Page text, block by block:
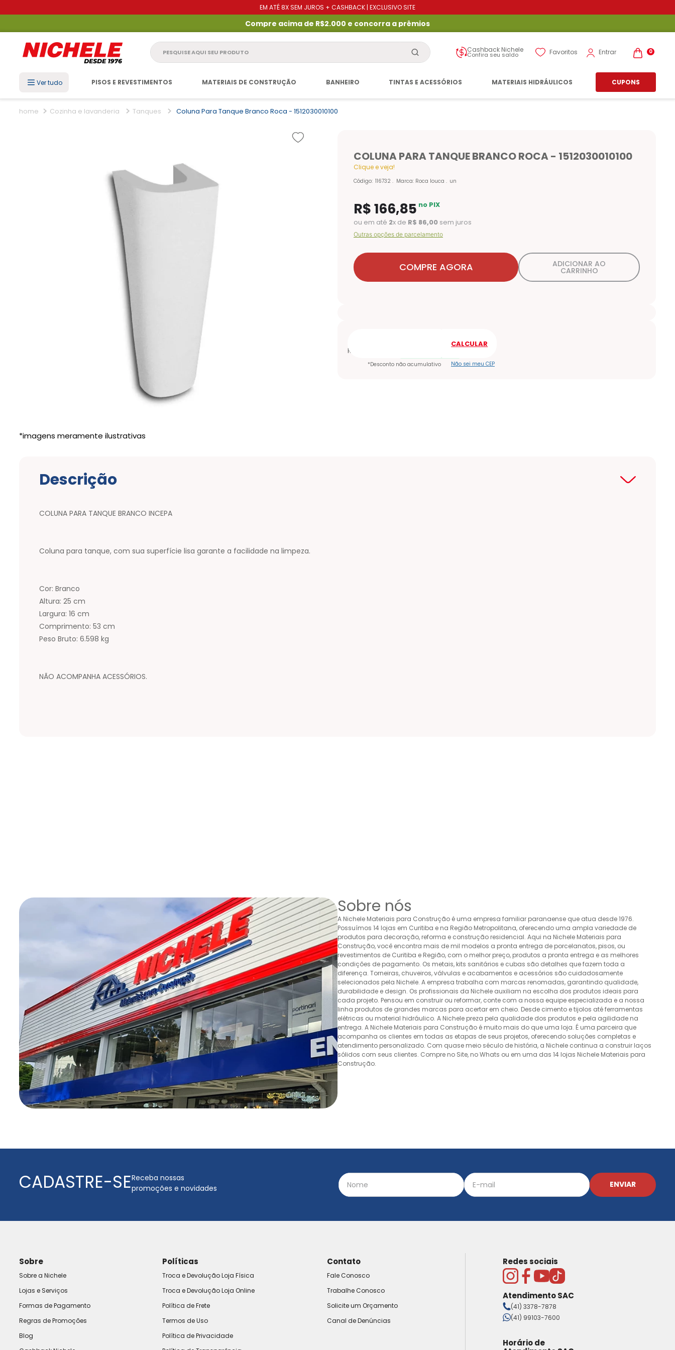
EM ATÉ 8X SEM JUROS + CASHBACK | EXCLUSIVO SITE
Compre acima de R$2.000 e concorra a prêmios
Pesquise aqui seu produto Cashback Nichele
Confira seu saldo Favoritos Entrar 0
Ver tudo PISOS E REVESTIMENTOS MATERIAIS DE CONSTRUÇÃO BANHEIRO TINTAS E ACESSÓRIOS MATERIAIS HIDRÁULICOS CUPONS
Cozinha e lavanderia Tanques Coluna Para Tanque Branco Roca - 1512030010100
COLUNA PARA TANQUE BRANCO ROCA - 1512030010100
Clique e veja!
Código: 116732 Marca: Roca louca un
R$166,85 no PIX
ou em até 2x de R$ 86,00 sem juros
Outras opções de parcelamento
COMPRE AGORA ADICIONAR AO
CARRINHO
Não sei meu CEP
Descrição
COLUNA PARA TANQUE BRANCO INCEPA
Coluna para tanque, com sua superfície lisa garante a facilidade na limpeza.
Cor: Branco
Altura: 25 cm
Largura: 16 cm
Comprimento: 53 cm
Peso Bruto: 6.598 kg
NÃO ACOMPANHA ACESSÓRIOS.
Sobre nós
A Nichele Materiais para Construção é uma empresa familiar paranaense que atua desde 1976.
Possuímos 14 lojas em Curitiba e na Região Metropolitana, oferecendo uma ampla variedade de
produtos para decoração, reforma e construção residencial. Aqui na Nichele Materiais para
Construção, você encontra mais de mil modelos a pronta entrega de porcelanatos, pisos, ou
revestimentos de Curitiba e Região, com o melhor preço, produtos a pronta entrega e as melhores
condições de pagamento. Os metais, kits sanitários e cubas são detalhes que fazem toda a
diferença. Torneiras, chuveiros, válvulas e acabamentos e acessórios são cuidadosamente
selecionados pela Nichele. A empresa trabalha com marcas renomadas, garantindo qualidade,
durabilidade e design. Os profissionais da Nichele auxiliam na escolha dos produtos ideais para
cada projeto. Pensou em construir ou reformar, conte com a nossa equipe especializada e a nossa
linha produtos de grandes marcas para acertar em cheio. Desde cimento e tijolos até ferramentas
elétricas ou material hidráulico. A Nichele preza pela qualidade dos produtos e pela agilidade na
entrega. A Nichele Materiais para Construção é muito mais do que uma loja. É uma parceira que
acompanha os clientes em todas as etapas de seus projetos, oferecendo soluções completas e
atendimento personalizado. Com quase meio século de história, a Nichele continua a construir laços
sólidos com seus clientes. Compre no Site, no Whats ou em uma das 14 lojas Nichele Materiais para
Construção.
CADASTRE-SEReceba nossas
promoções e novidades
ENVIAR
Sobre
Sobre a Nichele
Lojas e Serviços
Formas de Pagamento
Regras de Promoções
Blog
Políticas
Troca e Devolução Loja Física
Troca e Devolução Loja Online
Política de Frete
Termos de Uso
Política de Privacidade
Contato
Fale Conosco
Trabalhe Conosco
Solicite um Orçamento
Canal de Denúncias
Redes sociais
Atendimento SAC
(41) 3378-7878
(41) 99103-7600
Horário de